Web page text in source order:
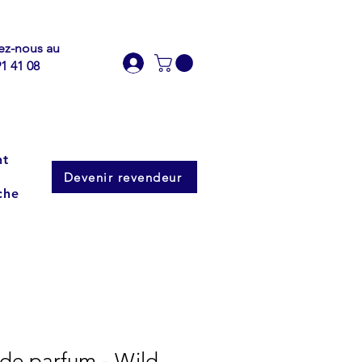
nous au
41 08
Devenir revendeur